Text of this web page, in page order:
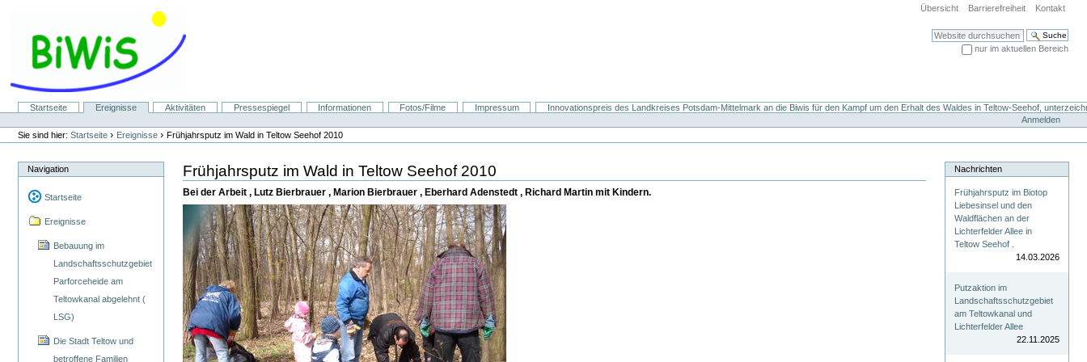
Navigation
Übersicht Barrierefreiheit Kontakt
Website durchsuchen
nur im aktuellen Bereich
SektionenStartseite Ereignisse Aktivitäten Pressespiegel Informationen Fotos/Filme Impressum
Innovationspreis des Landkreises Potsdam-Mittelmark an die Biwis für den Kampf um den Erhalt des Waldes in Teltow-Seehof,
Benutzerspezifische
Werkzeuge
Anmelden
Sie sind hier: Startseite › Ereignisse ›Frühjahrsputz im Wald in Teltow Seehof 2010
Navigation
Startseite
Ereignisse
Bebauung im
Landschaftsschutzgebiet
Parforceheide am
Teltowkanal abgelehnt (
LSG)
Die Stadt Teltow und
betroffene Familien
Frühjahrsputz im Wald in Teltow Seehof 2010
Bei der Arbeit , Lutz Bierbrauer , Marion Bierbrauer , Eberhard Adenstedt , Richard Martin mit Kindern.
Nachrichten
Frühjahrsputz im Biotop
Liebesinsel und den
Waldflächen an der
Lichterfelder Allee in
Teltow Seehof .
14.03.2026
Putzaktion im
Landschaftsschutzgebiet
am Teltowkanal und
Lichterfelder Allee
22.11.2025